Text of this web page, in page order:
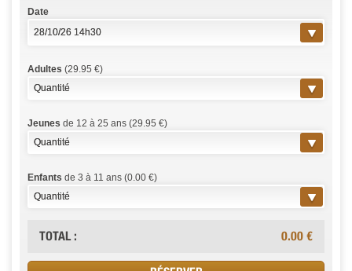
Date
Adultes (29.95 €)
Jeunes de 12 à 25 ans (29.95 €)
Enfants de 3 à 11 ans (0.00 €)
TOTAL : 0.00 €